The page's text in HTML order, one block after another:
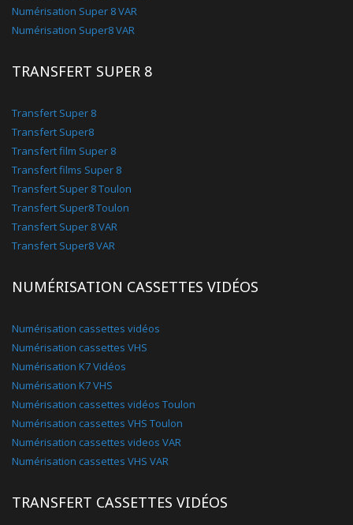
Numérisation Super 8 VAR
Numérisation Super8 VAR
TRANSFERT SUPER 8
Transfert Super 8
Transfert Super8
Transfert film Super 8
Transfert films Super 8
Transfert Super 8 Toulon
Transfert Super8 Toulon
Transfert Super 8 VAR
Transfert Super8 VAR
NUMÉRISATION CASSETTES VIDÉOS
Numérisation cassettes vidéos
Numérisation cassettes VHS
Numérisation K7 Vidéos
Numérisation K7 VHS
Numérisation cassettes vidéos Toulon
Numérisation cassettes VHS Toulon
Numérisation cassettes videos VAR
Numérisation cassettes VHS VAR
TRANSFERT CASSETTES VIDÉOS